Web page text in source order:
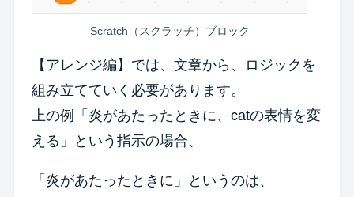
Scratch（スクラッチ）ブロック
【アレンジ編】では、文章から、ロジックを
組み立てていく必要があります。
上の例「炎があたったときに、catの表情を変
える」という指示の場合、
「炎があたったときに」というのは、